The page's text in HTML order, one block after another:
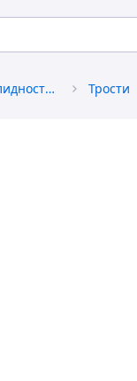
Товары для людей с инвалидностью Трости